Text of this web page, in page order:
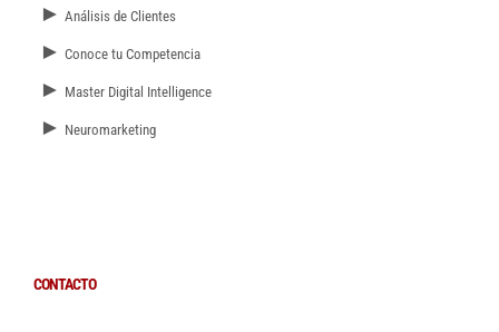
► Análisis de Clientes
► Conoce tu Competencia
► Master Digital Intelligence
► Neuromarketing
CONTACTO